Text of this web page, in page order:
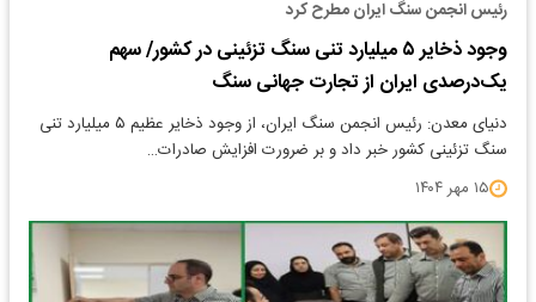
رئیس انجمن سنگ ایران مطرح کرد
وجود ذخایر ۵ میلیارد تنی سنگ تزئینی در کشور/ سهم
یک‌درصدی ایران از تجارت جهانی سنگ
​دنیای معدن: رئیس انجمن سنگ ایران، از وجود ذخایر عظیم ۵ میلیارد تنی
سنگ تزئینی کشور خبر داد و بر ضرورت افزایش صادرات…
۱۵ مهر ۱۴۰۴